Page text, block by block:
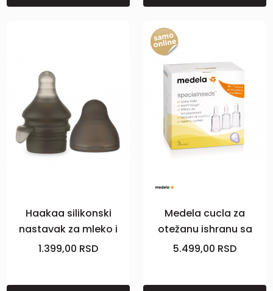
Haakaa silikonski
nastavak za mleko i
sokiće
1.399,00 RSD
Medela cucla za
otežanu ishranu sa
membranom 3 kom
5.499,00 RSD